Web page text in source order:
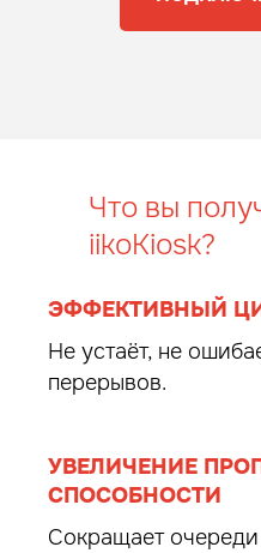
Что вы
iikoKiosk?
ЭФФЕКТИВНЫЙ
Не устаёт, не
перерывов.
УВЕЛИЧЕНИЕ
СПОСОБНОСТИ
Сокращает